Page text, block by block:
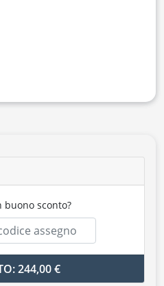
buono sconto?
244,00 €